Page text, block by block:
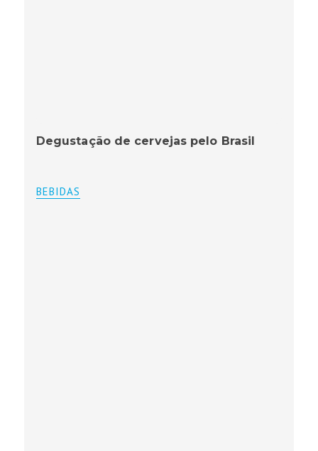
Degustação de cervejas pelo Brasil
BEBIDAS